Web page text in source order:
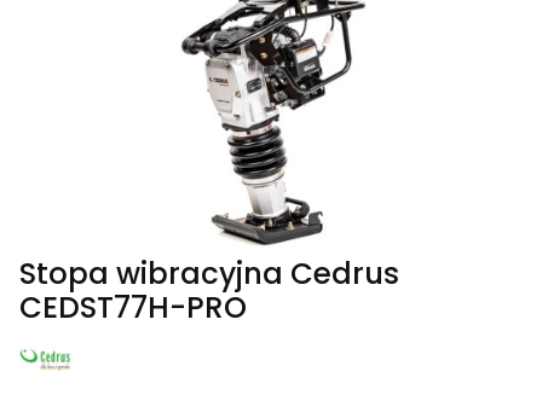
Stopa wibracyjna Cedrus
CEDST77H-PRO